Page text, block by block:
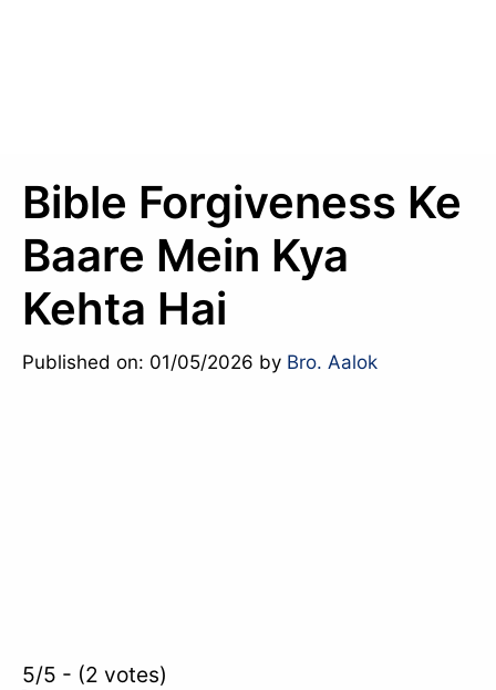
Bible Forgiveness Ke
Baare Mein Kya
Kehta Hai
Published on: 01/05/2026 by Bro. Aalok
5/5 - (2 votes)